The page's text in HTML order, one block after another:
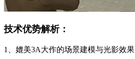
技术优势解析：
1、媲美3A大作的场景建模与光影效果